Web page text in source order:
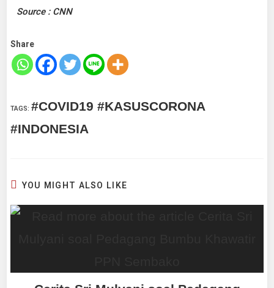
Source : CNN
Share
TAGS:#COVID19 #KASUSCORONA
#INDONESIA
YOU MIGHT ALSO LIKE